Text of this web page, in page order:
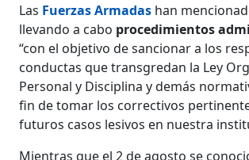
Las Fuerzas Armadas han
llevando a cabo procedimientos
“con el objetivo de sancionar a los
conductas que transgredan la Ley
Personal y Disciplina y demás
fin de tomar los correctivos
futuros casos lesivos en nuestra
Mientras que el 2 de agosto se